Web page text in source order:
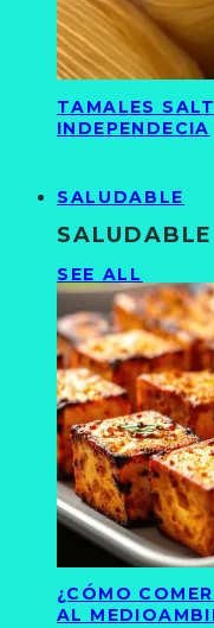
TAMALES
INDEPENDECIA
SALUDABLE
SALUDABLE
SEE ALL
¿CÓMO
AL